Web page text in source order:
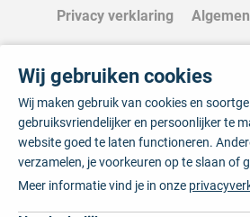
Privacy verklaring
Wij gebruiken cookies
Wij maken gebruik van cookies en
gebruiksvriendelijker en persoonlijker te
website goed te laten functioneren.
verzamelen, je voorkeuren op te slaan of
Meer informatie vind je in onze